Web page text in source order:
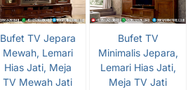
Bufet TV Jepara
Mewah, Lemari
Hias Jati, Meja
TV Mewah Jati
Bufet TV
Minimalis Jepara,
Lemari Hias Jati,
Meja TV Jati